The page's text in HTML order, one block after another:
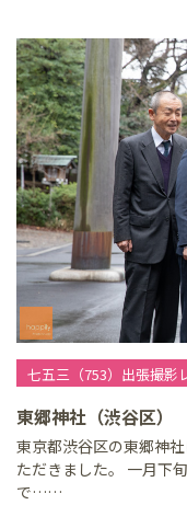
七五三（753）出張撮影
東郷神社（渋谷区）
東京都渋谷区の東郷神
ただきました。 一月下
で……